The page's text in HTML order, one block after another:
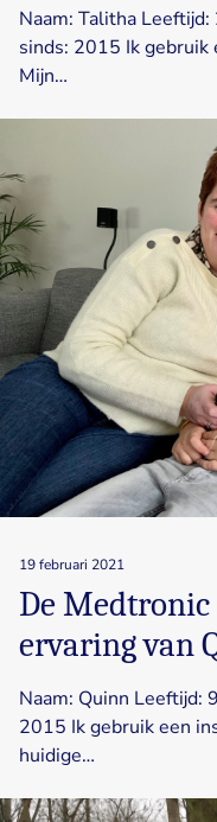
Naam: Talitha
sinds: 2015 Ik
Mijn…
19 februari 2021
De
ervaring van
Naam: Quinn Leeftijd:
2015 Ik gebruik een
huidige…